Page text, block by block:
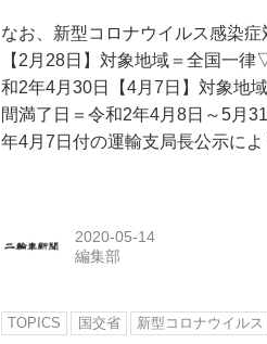
なお、新型コロナウイルス感染
【2月28日】対象地域＝全国一
和2年4月30日【4月7日】対象地
間満了日＝令和2年4月8日～5月
年4月7日付の運輸支局長公示に
2020-05-14
編集部
TOPICS 国交省 新型コロナウイルス